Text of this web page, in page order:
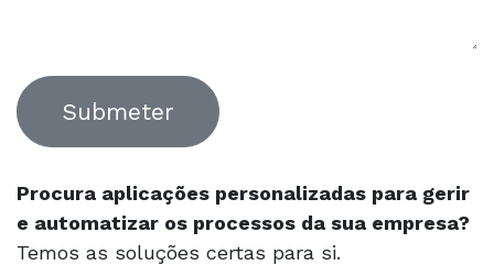
Submeter
Procura aplicações personalizadas para gerir
e automatizar os processos da sua empresa?
Temos as soluções certas para si.